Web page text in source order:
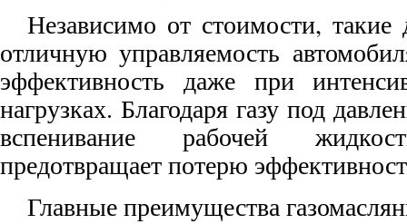
Независимо от стоимости, такие
отличную управляемость
эффективность даже при
нагрузках. Благодаря газу под
вспенивание рабочей
предотвращает потерю
Главные преимущества